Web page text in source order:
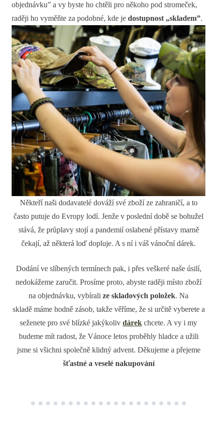
objednávku” a vy byste ho chtěli pro někoho pod stromeček,
raději ho vyměňte za podobné, kde je dostupnost „skladem”.
Někteří naši dodavatelé dováží své zboží ze zahraničí, a to
často putuje do Evropy lodí. Jenže v poslední době se bohužel
stává, že průplavy stojí a pandemií oslabené přístavy marně
čekají, až některá loď dopluje. A s ní i váš vánoční dárek.
Dodání ve slíbených termínech pak, i přes veškeré naše úsilí,
nedokážeme zaručit. Prosíme proto, abyste raději místo zboží
na objednávku, vybírali ze skladových položek. Na
skladě máme hodně zásob, takže věříme, že si určitě vyberete a
seženete pro své blízké jakýkoliv dárek chcete. A vy i my
budeme mít radost, že Vánoce letos proběhly hladce a užili
jsme si všichni společně klidný advent. Děkujeme a přejeme
šťastné a veselé nakupování